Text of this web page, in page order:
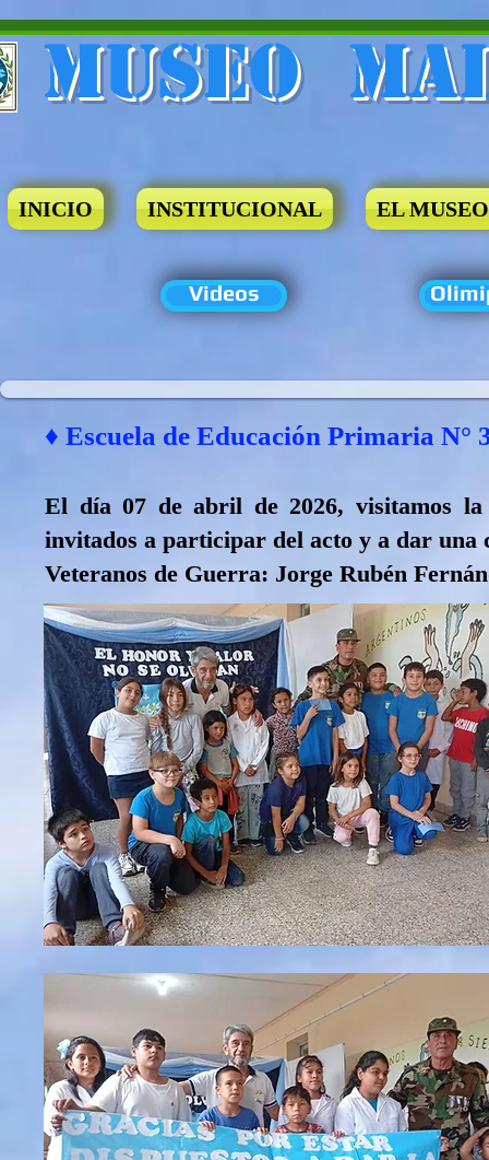
Museo​
INICIO INSTITUCIONAL EL MUSEO
Videos
♦ Escuela de Educación Primaria N°
El día 07 de abril de 2026, visitamos la
invitados a participar del acto y a dar una
Veteranos de Guerra: Jorge Rubén